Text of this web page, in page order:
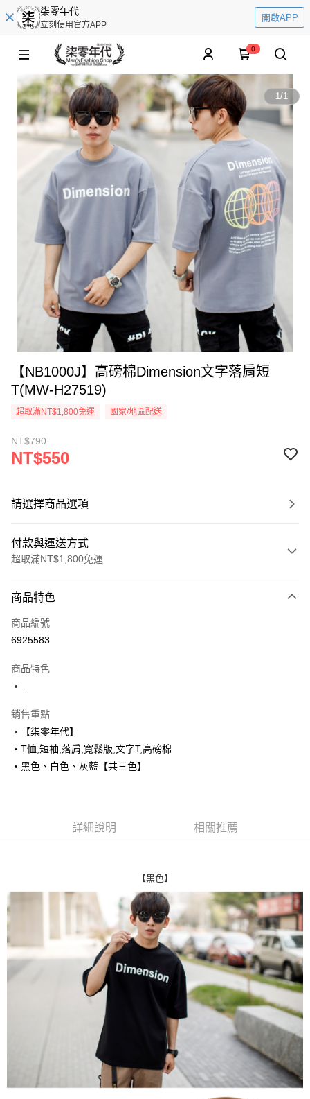
柒零年代
立刻使用官方APP
開啟APP
0
1/1
【NB1000J】高磅棉Dimension文字落肩短
T(MW-H27519)
超取滿NT$1,800免運 國家/地區配送
NT$790
NT$550
請選擇商品選項
付款與運送方式
超取滿NT$1,800免運
信用卡一次付款
超商取貨付款
街口支付
悠遊付
Google Pay
AFTEE先享後付是「在收到商品之後才付款」的支付方式。 讓您購物簡單
３．安心：先確認商品／服務後，再付款。
【「AFTEE先享後付」結帳流程】
１．於結帳方式選擇「AFTEE先享後付」後，將跳轉至「AFTEE先享後付」
結帳頁面，進行簡訊認證並確認金額後，即可完成結帳。
２．訂單成立數日內，您將收到繳費通知簡訊。
３．收到繳費通知簡訊後14天內，點擊此簡訊中的連結，可透過四大超商／
ATM／網路銀行／等多元方式進行付款，方視為交易完成。
※ 請注意：結帳手續完成當下不需立刻繳費，但若您需要取消訂單，請聯絡
購買商品的店家。未經商家同意取消之訂單仍視為有效，需透過AFTEE先享
※ 交易是否成功請以「AFTEE先享後付 」之結帳頁面顯示為準，若有關於
是否繳費成功／繳費後需取消欲退款等相關疑問，請聯繫「AFTEE先享後付
https://netprotections.freshdesk.com/support/home
１．透過由恩沛科技股份有限公司提供之「AFTEE先享後付」服務完成之交
每筆NT$80，滿NT$1,800(含以上)免運費
先付款後全家取貨
每筆NT$80，滿NT$1,800(含以上)免運費
7-11付款取貨
每筆NT$80，滿NT$1,800(含以上)免運費
每筆NT$80，滿NT$1,800(含以上)免運費
每筆NT$120，滿NT$3,000(含以上)免運費
商品特色
商品編號
6925583
商品特色
銷售重點
‧【柒零年代】
‧T恤,短袖,落肩,寬鬆版,文字T,高磅棉
‧黑色、白色、灰藍【共三色】
詳細說明 相關推薦
【黑色】